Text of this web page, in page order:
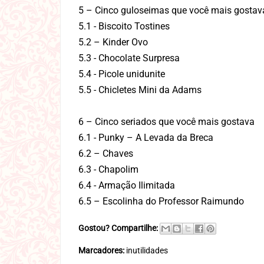
5 – Cinco guloseimas que você mais
5.1 - Biscoito Tostines
5.2 – Kinder Ovo
5.3 - Chocolate Surpresa
5.4 - Picole unidunite
5.5 - Chicletes Mini da Adams
6 – Cinco seriados que você mais gostava
6.1 - Punky – A Levada da Breca
6.2 – Chaves
6.3 - Chapolim
6.4 - Armação Ilimitada
6.5 – Escolinha do Professor Raimundo
Gostou? Compartilhe:
Marcadores: inutilidades